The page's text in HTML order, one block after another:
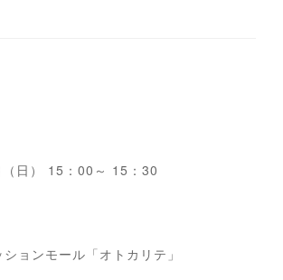
日） 15：00～ 15：30
ョンモール「オトカリテ」